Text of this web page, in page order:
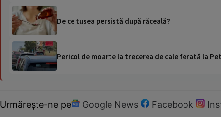
De ce tusea persistă după răceală?
Pericol de moarte la trecerea de cale ferată la
Urmărește-ne pe Google News Facebook